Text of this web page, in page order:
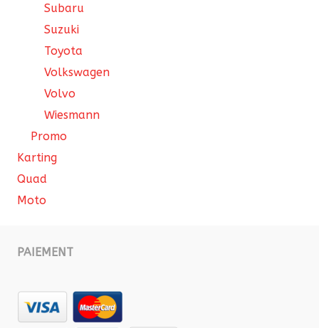
Subaru
Suzuki
Toyota
Volkswagen
Volvo
Wiesmann
Promo
Karting
Quad
Moto
PAIEMENT